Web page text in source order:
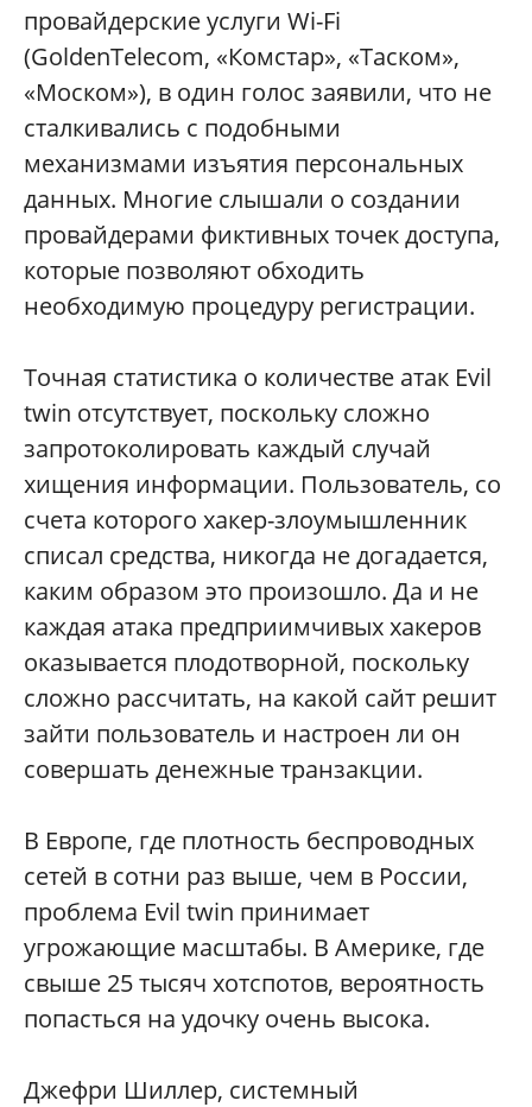
провайдерские услуги Wi-Fi
(GoldenTelecom, «Комстар», «Таском»,
«Моском»), в один голос заявили, что не
сталкивались с подобными
механизмами изъятия персональных
данных. Многие слышали о создании
провайдерами фиктивных точек доступа,
которые позволяют обходить
необходимую процедуру регистрации.
Точная статистика о количестве атак Evil
twin отсутствует, поскольку сложно
запротоколировать каждый случай
хищения информации. Пользователь, со
счета которого хакер-злоумышленник
списал средства, никогда не догадается,
каким образом это произошло. Да и не
каждая атака предприимчивых хакеров
оказывается плодотворной, поскольку
сложно рассчитать, на какой сайт решит
зайти пользователь и настроен ли он
совершать денежные транзакции.
В Европе, где плотность беспроводных
сетей в сотни раз выше, чем в России,
проблема Evil twin принимает
угрожающие масштабы. В Америке, где
свыше 25 тысяч хотспотов, вероятность
попасться на удочку очень высока.
Джефри Шиллер, системный